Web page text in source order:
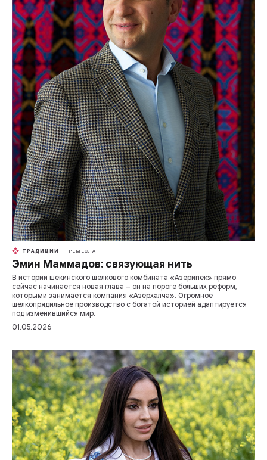
ТРАДИЦИИ РЕМЕСЛА
Эмин Маммадов: связующая нить
В истории шекинского шелкового комбината «Азерипек» прямо
сейчас начинается новая глава – он на пороге больших реформ,
которыми занимается компания «Азерхалча». Огромное
шелкопрядильное производство с богатой историей адаптируется
под изменившийся мир.
01.05.2026